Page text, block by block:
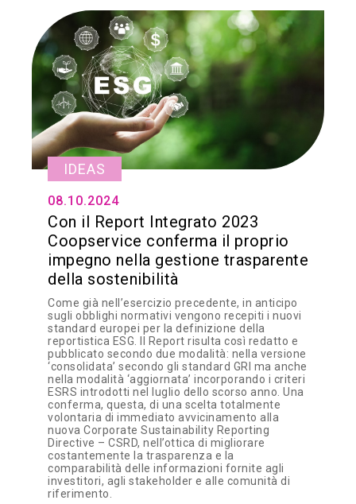
IDEAS
08.10.2024
Con il Report Integrato 2023
Coopservice conferma il proprio
impegno nella gestione trasparente
della sostenibilità
Come già nell’esercizio precedente, in anticipo
sugli obblighi normativi vengono recepiti i nuovi
standard europei per la definizione della
reportistica ESG. Il Report risulta così redatto e
pubblicato secondo due modalità: nella versione
‘consolidata’ secondo gli standard GRI ma anche
nella modalità ‘aggiornata’ incorporando i criteri
ESRS introdotti nel luglio dello scorso anno. Una
conferma, questa, di una scelta totalmente
volontaria di immediato avvicinamento alla
nuova Corporate Sustainability Reporting
Directive – CSRD, nell’ottica di migliorare
costantemente la trasparenza e la
comparabilità delle informazioni fornite agli
investitori, agli stakeholder e alle comunità di
riferimento.